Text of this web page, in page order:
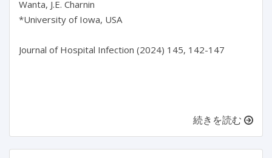
Wanta, J.E. Charnin
*University of Iowa, USA
Journal of Hospital Infection (2024) 145, 142-147
続きを読む